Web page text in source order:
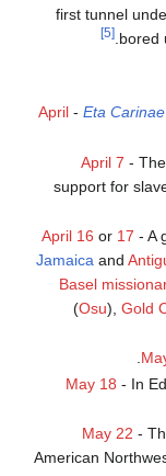
first tunnel
bored
[5]
April- Eta Carinae
April 7 - The
support for
April 16 or 17 - A
Jamaica and
Basel
(Osu), Gold
May 18 - In
May 22 -
American